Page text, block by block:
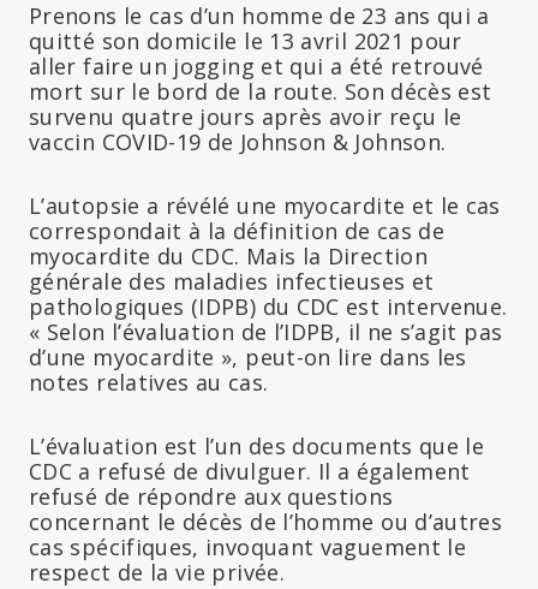
Prenons le cas d’un homme de 23 ans qui a
quitté son domicile le 13 avril 2021 pour
aller faire un jogging et qui a été retrouvé
mort sur le bord de la route. Son décès est
survenu quatre jours après avoir reçu le
vaccin COVID-19 de Johnson & Johnson.
L’autopsie a révélé une myocardite et le cas
correspondait à la définition de cas de
myocardite du CDC. Mais la Direction
générale des maladies infectieuses et
pathologiques (IDPB) du CDC est intervenue.
« Selon l’évaluation de l’IDPB, il ne s’agit pas
d’une myocardite », peut-on lire dans les
notes relatives au cas.
L’évaluation est l’un des documents que le
CDC a refusé de divulguer. Il a également
refusé de répondre aux questions
concernant le décès de l’homme ou d’autres
cas spécifiques, invoquant vaguement le
respect de la vie privée.